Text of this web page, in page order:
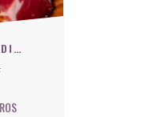
KIT 4 UN. COPA TRADICIONAL ZILIO